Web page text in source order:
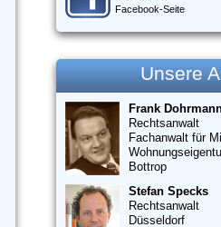
Facebook-Seite
Unsere
Frank
Rechtsanwalt
Fachanwalt für
Bottrop
Stefan Specks
Rechtsanwalt
Düsseldorf